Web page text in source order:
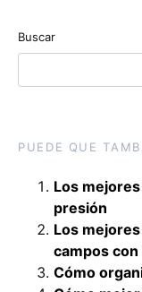
Buscar
PUEDE QUE
Los
presión
Los
campos
Cómo